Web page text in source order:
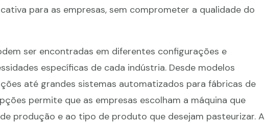
para as empresas, sem comprometer a qualidade do
ser encontradas em diferentes configurações e
específicas de cada indústria. Desde modelos
até grandes sistemas automatizados para fábricas de
permite que as empresas escolham a máquina que
produção e ao tipo de produto que desejam pasteurizar. A